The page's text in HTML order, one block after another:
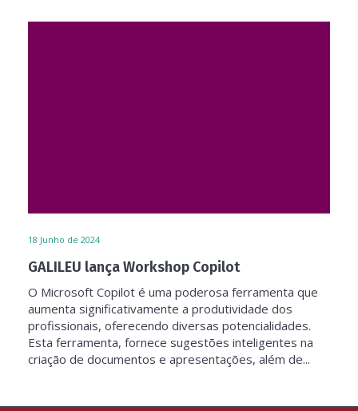
18 Junho de 2024
GALILEU lança Workshop Copilot
O Microsoft Copilot é uma poderosa ferramenta que
aumenta significativamente a produtividade dos
profissionais, oferecendo diversas potencialidades.
Esta ferramenta, fornece sugestões inteligentes na
criação de documentos e apresentações, além de...